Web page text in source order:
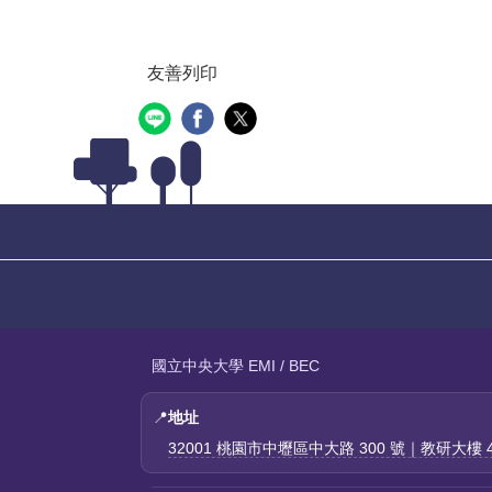
友善列印
國立中央大學 EMI / BEC
📍地址
32001 桃園市中壢區中大路 300 號｜教研大樓